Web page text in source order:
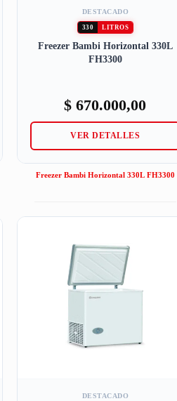
DESTACADO
330 LITROS
Freezer Bambi Horizontal 330L
FH3300
$ 670.000,00
VER DETALLES
Freezer Bambi Horizontal 330L FH3300
DESTACADO